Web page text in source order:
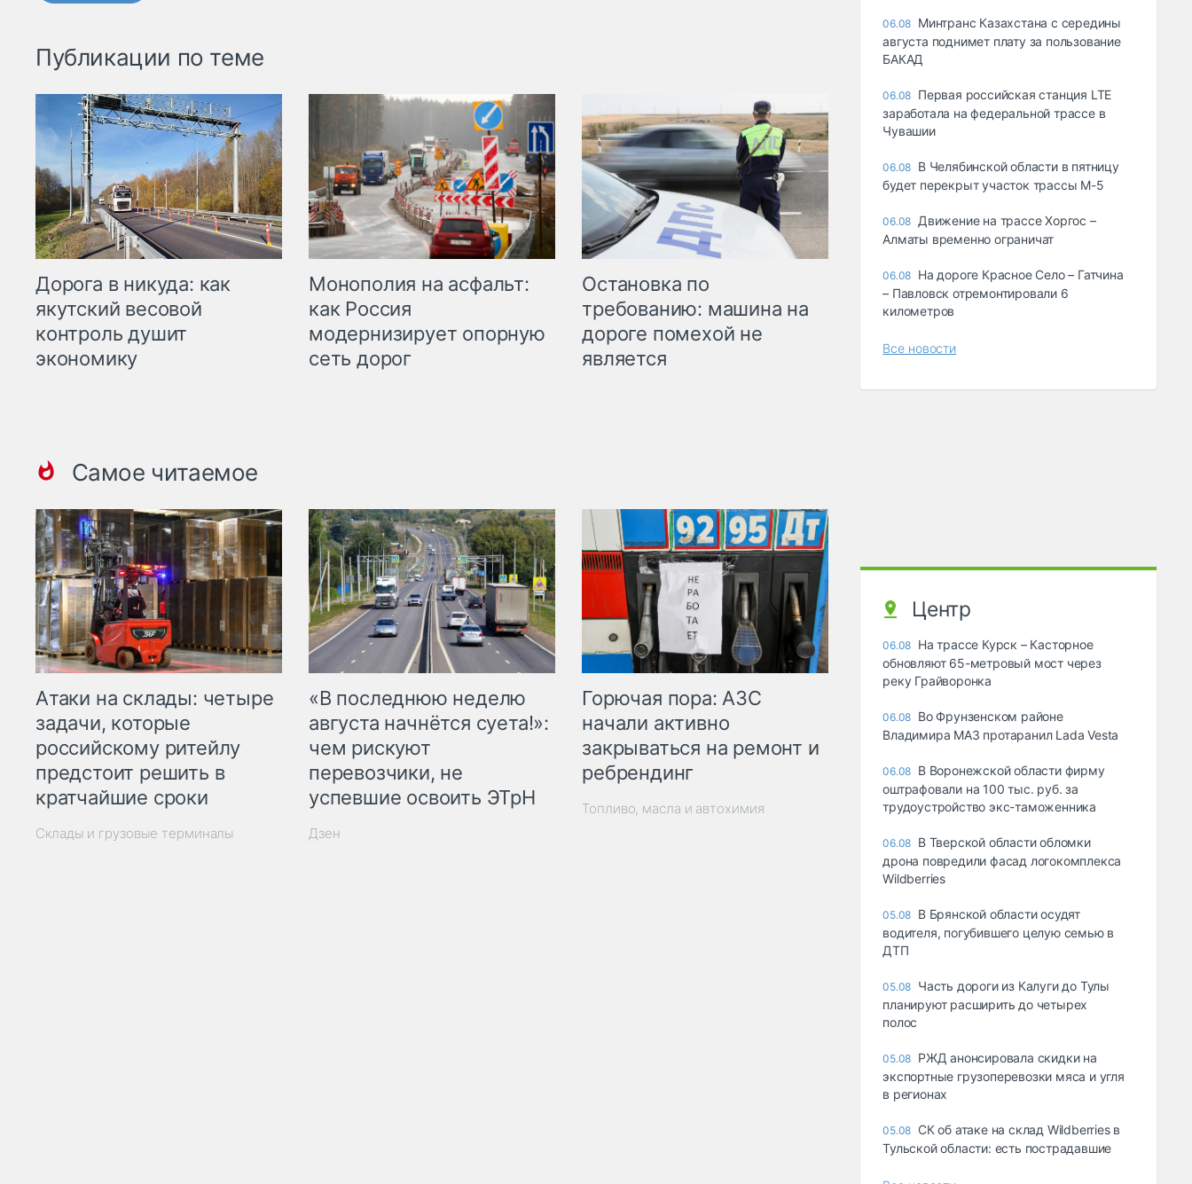
Публикации по теме
Дорога в никуда: как
якутский весовой
контроль душит
экономику
Монополия на асфальт:
как Россия
модернизирует опорную
сеть дорог
Остановка по
требованию: машина на
дороге помехой не
является
Самое читаемое
Атаки на склады: четыре
задачи, которые
российскому ритейлу
предстоит решить в
кратчайшие сроки
Склады и грузовые терминалы
«В последнюю неделю
августа начнётся суета!»:
чем рискуют
перевозчики, не
успевшие освоить ЭТрН
Дзен
Горючая пора: АЗС
начали активно
закрываться на ремонт и
ребрендинг
Топливо, масла и автохимия
06.08 Минтранс Казахстана с середины
августа поднимет плату за пользование
БАКАД
06.08 Первая российская станция LTE
заработала на федеральной трассе в
Чувашии
06.08 В Челябинской области в пятницу
будет перекрыт участок трассы М-5
06.08 Движение на трассе Хоргос –
Алматы временно ограничат
06.08 На дороге Красное Село – Гатчина
– Павловск отремонтировали 6
километров
Все новости
Центр
06.08 На трассе Курск – Касторное
обновляют 65-метровый мост через
реку Грайворонка
06.08 Во Фрунзенском районе
Владимира МАЗ протаранил Lada Vesta
06.08 В Воронежской области фирму
оштрафовали на 100 тыс. руб. за
трудоустройство экс-таможенника
06.08 В Тверской области обломки
дрона повредили фасад логокомплекса
Wildberries
05.08 В Брянской области осудят
водителя, погубившего целую семью в
ДТП
05.08 Часть дороги из Калуги до Тулы
планируют расширить до четырех
полос
05.08 РЖД анонсировала скидки на
экспортные грузоперевозки мяса и угля
в регионах
05.08 СК об атаке на склад Wildberries в
Тульской области: есть пострадавшие